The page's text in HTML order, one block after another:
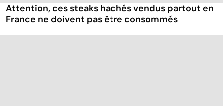
Attention, ces steaks hachés vendus partout en
France ne doivent pas être consommés